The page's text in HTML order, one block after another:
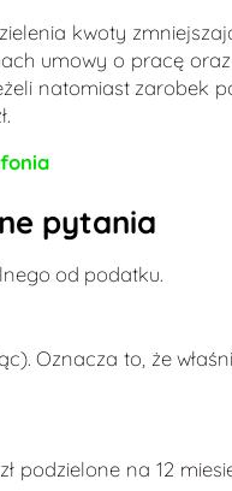
kwoty
umowy o pracę
natomiast zarobek
pytania
od podatku.
Oznacza to, że
na 12